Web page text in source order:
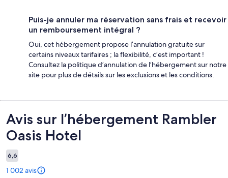
Puis-je annuler ma réservation sans frais et recevoir
un remboursement intégral ?
Oui, cet hébergement propose l’annulation gratuite sur
certains niveaux tarifaires ; la flexibilité, c’est important !
Consultez la politique d’annulation de l’hébergement sur notre
site pour plus de détails sur les exclusions et les conditions.
Avis
Avis sur l’hébergement Rambler
Oasis Hotel
6,6
1 002 avis